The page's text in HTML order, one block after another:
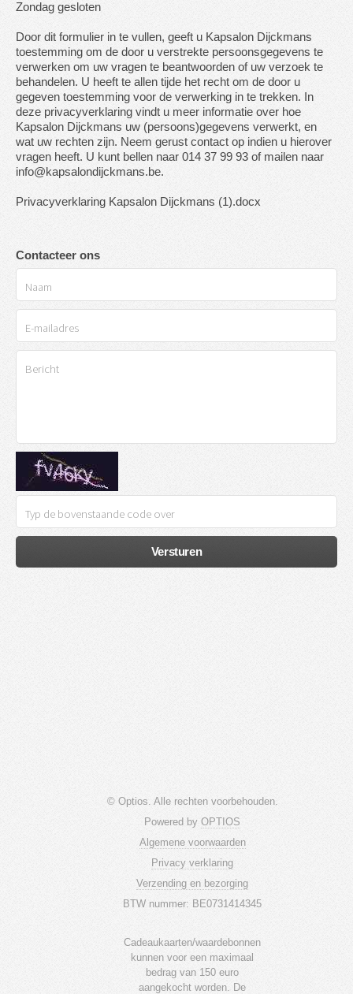
Zondag gesloten
Door dit formulier in te vullen, geeft u Kapsalon Dijckmans
toestemming om de door u verstrekte persoonsgegevens te
verwerken om uw vragen te beantwoorden of uw verzoek te
behandelen. U heeft te allen tijde het recht om de door u
gegeven toestemming voor de verwerking in te trekken. In
deze privacyverklaring vindt u meer informatie over hoe
Kapsalon Dijckmans uw (persoons)gegevens verwerkt, en
wat uw rechten zijn. Neem gerust contact op indien u hierover
vragen heeft. U kunt bellen naar 014 37 99 93 of mailen naar
info@kapsalondijckmans.be.
Privacyverklaring Kapsalon Dijckmans (1).docx
Contacteer ons
Versturen
© Optios. Alle rechten voorbehouden.
Powered by OPTIOS
Algemene voorwaarden
Privacy verklaring
Verzending en bezorging
BTW nummer: BE0731414345
Cadeaukaarten/waardebonnen
kunnen voor een maximaal
bedrag van 150 euro
aangekocht worden. De